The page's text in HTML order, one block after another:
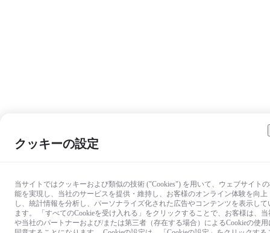
クッキーの設定
当サイトではクッキーおよび類似の技術 ("Cookies") を用いて、ウェブサイト
能を実現し、当社のサービスを提供・維持し、お客様のオンライン体験を向上
し、統計情報を分析し、パーソナライズ化された広告やコンテンツを表示して
ます。 「すべてのCookieを受け入れる」をクリックすることで、お客様は、当
や当社のパートナーおよび/または第三者（存在する場合）によるCookieの使用